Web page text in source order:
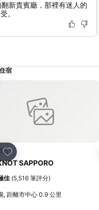
新貴賓廳，那裡有迷人的
。
宿
放到收藏夾
店
SAPPORO
佳 (5,516 筆評分)
, 距離市中心 0.9 公里